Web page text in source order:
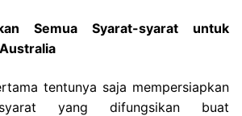
Semua Syarat-syarat untuk
tentunya saja mempersiapkan
syarat yang difungsikan buat